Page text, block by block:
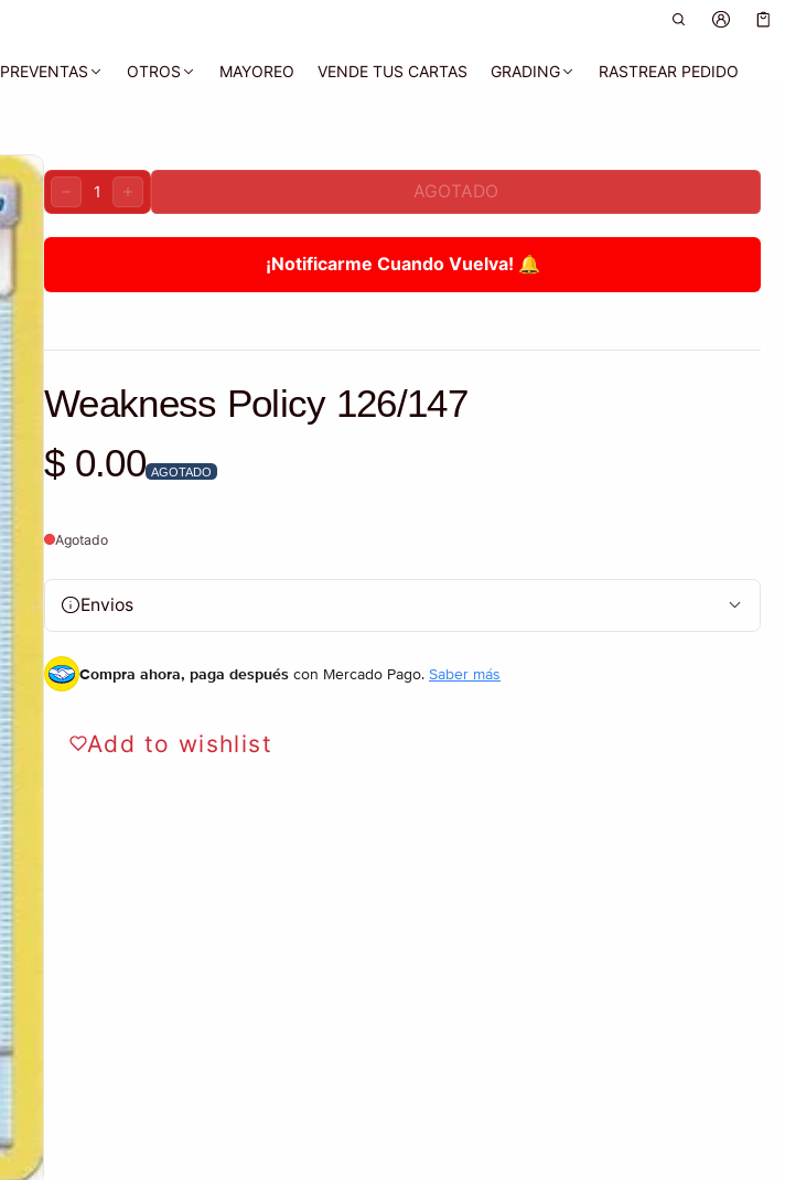
PREVENTAS OTROS MAYOREO VENDE TUS CARTAS GRADING RASTREAR PEDIDO
Cantidad:
DISMINUIRAUMENTAR AGOTADO
¡Notificarme Cuando Vuelva! 🔔
Weakness Policy 126/147
Precio habitual
$ 0.00 AGOTADO
Agotado
Envios
Compra ahora, paga después con Mercado Pago. Saber más
Add to wishlist